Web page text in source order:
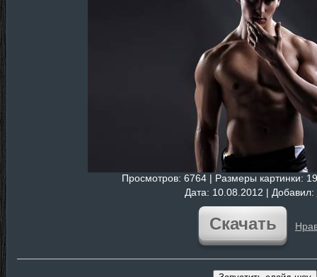
Просмотров: 6764 | Размеры картинки:
Дата: 10.08.2012 | Добавил:
Скачать